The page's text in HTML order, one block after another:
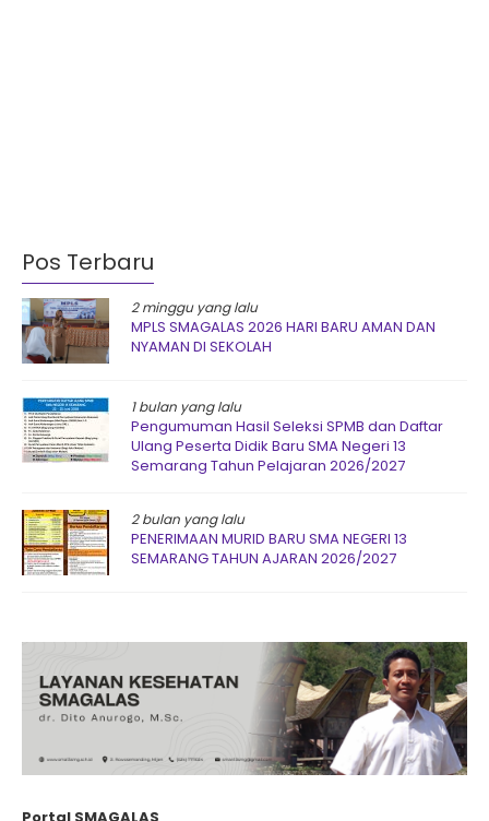
Pos Terbaru
2 minggu yang lalu
MPLS SMAGALAS 2026 HARI BARU AMAN DAN
NYAMAN DI SEKOLAH
1 bulan yang lalu
Pengumuman Hasil Seleksi SPMB dan Daftar
Ulang Peserta Didik Baru SMA Negeri 13
Semarang Tahun Pelajaran 2026/2027
2 bulan yang lalu
PENERIMAAN MURID BARU SMA NEGERI 13
SEMARANG TAHUN AJARAN 2026/2027